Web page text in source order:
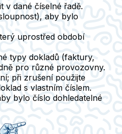
v dané číselné řadě.
aby bylo
uprostřed období
typy dokladů (faktury,
pro různé provozovny.
při zrušení použijte
s vlastním číslem.
bylo číslo dohledatelné